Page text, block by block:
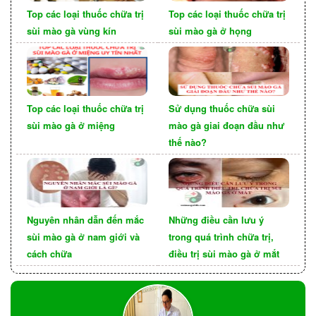
Câu hỏi được nhiều người bệnh mắc bệnh sùi
mào gà lo lắng là làm thế nào nhận biết được
nguy cơ các tổn thương nốt sùi mào gà là ung thư
hoặc tiền ung thư.
Top các loại thuốc chữa trị
sùi mào gà vùng kín
Top các loại thuốc chữa trị
sùi mào gà ở họng
Top các loại thuốc chữa trị
sùi mào gà ở miệng
Sử dụng thuốc chữa sùi
mào gà giai đoạn đầu như
thế nào?
Nguyên nhân dẫn đến mắc
sùi mào gà ở nam giới và
cách chữa
Những điều cần lưu ý
trong quá trình chữa trị,
điều trị sùi mào gà ở mắt